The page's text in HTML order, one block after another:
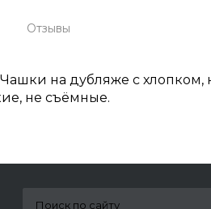
Отзывы
на дубляже с хлопком,
не съёмные.